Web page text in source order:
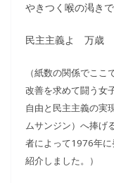
やきつく喉の渇き
民主主義よ 万歳
（紙数の関係でこ
改善を求めて闘う女
自由と民主主義の実
ムサンジン）へ捧げ
者によって1976年に
紹介しました。）